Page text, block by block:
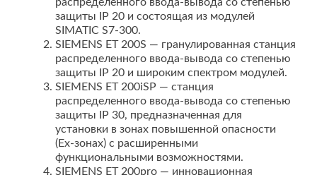
защиты IP 20 и состоящая из модулей
SIMATIC S7-300.
SIEMENS ЕТ 200S — гранулированная станция
распределенного ввода-вывода со степенью
защиты IP 20 и широким спектром модулей.
SIEMENS ET 200iSP — станция
распределенного ввода-вывода со степенью
защиты IP 30, предназначенная для
установки в зонах повышенной опасности
(Ex-зонах) с расширенными
функциональными возможностями.
SIEMENS ET 200pro — инновационная